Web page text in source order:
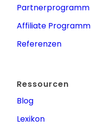
Partnerprogramm
Affiliate Programm
Referenzen
Ressourcen
Blog
Lexikon